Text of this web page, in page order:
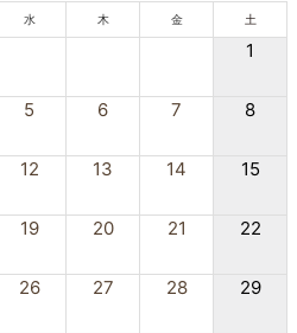
水 木 金 土
1
5 6 7 8
12 13 14 15
19 20 21 22
26 27 28 29